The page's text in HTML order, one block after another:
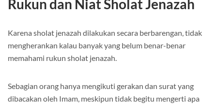
Rukun dan Niat Sholat Jenazah
Karena sholat jenazah dilakukan secara berbarengan, tidak
mengherankan kalau banyak yang belum benar-benar
memahami rukun sholat jenazah.
Sebagian orang hanya mengikuti gerakan dan surat yang
dibacakan oleh Imam, meskipun tidak begitu mengerti apa